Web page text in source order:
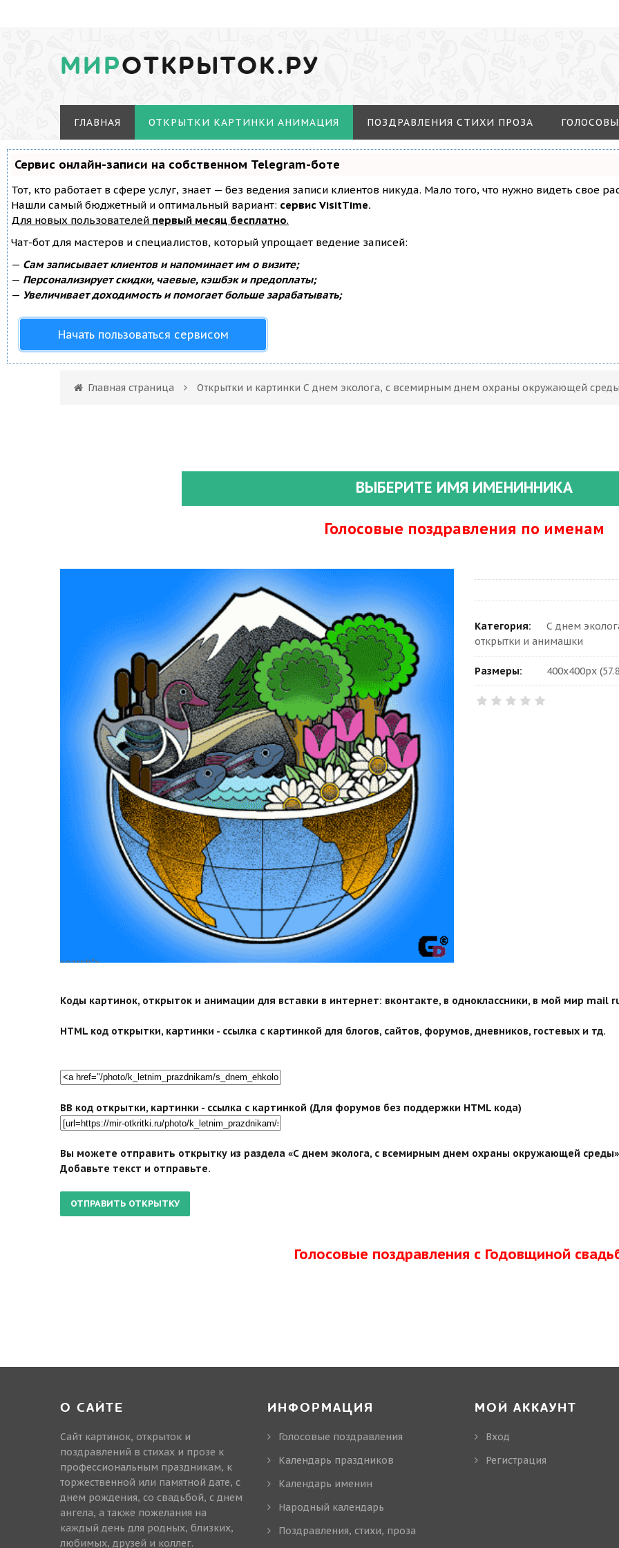
МИРОТКРЫТОК.РУ
ГЛАВНАЯ ОТКРЫТКИ КАРТИНКИ АНИМАЦИЯ ПОЗДРАВЛЕНИЯ СТИХИ ПРОЗА
Сервис онлайн-записи на собственном Telegram-боте
Тот, кто работает в сфере услуг, знает — без ведения записи клиентов никуда. Мало того, что нужно видеть свое
Нашли самый бюджетный и оптимальный вариант: сервис VisitTime.
Для новых пользователей первый месяц бесплатно.
Чат-бот для мастеров и специалистов, который упрощает ведение записей:
— Сам записывает клиентов и напоминает им о визите;
— Персонализирует скидки, чаевые, кэшбэк и предоплаты;
— Увеличивает доходимость и помогает больше зарабатывать;
Начать пользоваться сервисом
Главная страница Открытки и картинки С днем эколога, с всемирным днем охраны окружающей
ВЫБЕРИТЕ ИМЯ ИМЕНИННИКА
Голосовые поздравления по именам
search">
Категория:
С днем
открытки и анимашки
Размеры: 400x400px
Коды картинок, открыток и анимации для вставки в интернет: вконтакте, в одноклассники, в мой мир mail
HTML код открытки, картинки - ссылка с картинкой для блогов, сайтов, форумов, дневников, гостевых и тд.
BB код открытки, картинки - ссылка с картинкой (Для форумов без поддержки HTML кода)
Вы можете отправить открытку из раздела «С днем эколога, с всемирным днем охраны окружающей
Добавьте текст и отправьте.
Голосовые поздравления с Годовщиной
О САЙТЕ
Сайт картинок, открыток и
поздравлений в стихах и прозе к
профессиональным праздникам, к
торжественной или памятной дате, с
днем рождения, со свадьбой, с днем
ангела, а также пожелания на
каждый день для родных, близких,
любимых, друзей и коллег.
ИНФОРМАЦИЯ
Голосовые поздравления
Календарь праздников
Календарь именин
Народный календарь
Поздравления, стихи, проза
МОЙ АККАУНТ
Вход
Регистрация